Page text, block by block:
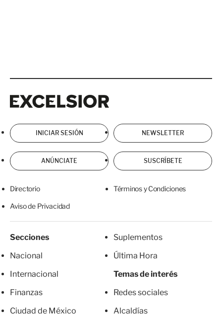
INICIAR SESIÓN NEWSLETTER
ANÚNCIATE SUSCRÍBETE
Directorio Términos y Condiciones
Aviso de Privacidad
Secciones
Nacional
Internacional
Finanzas
Ciudad de México
Suplementos
Última Hora
Temas de interés
Redes sociales
Alcaldías